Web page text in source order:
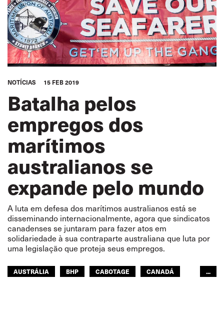
NOTÍCIAS 15 FEB 2019
Batalha pelos
empregos dos
marítimos
australianos se
expande pelo mundo
A luta em defesa dos marítimos australianos está se
disseminando internacionalmente, agora que sindicatos
canadenses se juntaram para fazer atos em
solidariedade à sua contraparte australiana que luta por
uma legislação que proteja seus empregos.
AUSTRÁLIA BHP CABOTAGE
CANADÁ
...